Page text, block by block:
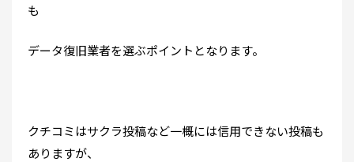
も
データ復旧業者を選ぶポイントとなります。
クチコミはサクラ投稿など一概には信用できない投稿も
ありますが、